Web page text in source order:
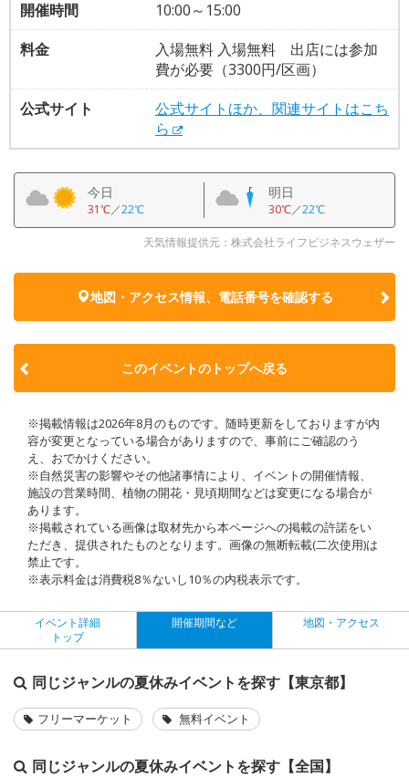
開催時間
10:00～15:00
料金
入場無料 入場無料 出店には参加
費が必要（3300円/区画）
公式サイト
公式サイトほか、関連サイトはこち
ら
今日
31℃／22℃
明日
30℃／22℃
天気情報提供元：株式会社ライフビジネスウェザー
地図・アクセス情報、電話番号を確認する
このイベントのトップへ戻る
※掲載情報は2026年8月のものです。随時更新をしておりますが内
容が変更となっている場合がありますので、事前にご確認のう
え、おでかけください。
※自然災害の影響やその他諸事情により、イベントの開催情報、
施設の営業時間、植物の開花・見頃期間などは変更になる場合が
あります。
※掲載されている画像は取材先から本ページへの掲載の許諾をい
ただき、提供されたものとなります。画像の無断転載(二次使用)は
禁止です。
※表示料金は消費税8％ないし10％の内税表示です。
イベント詳細
トップ
開催期間など 地図・アクセス
同じジャンルの夏休みイベントを探す【東京都】
フリーマーケット 無料イベント
同じジャンルの夏休みイベントを探す【全国】